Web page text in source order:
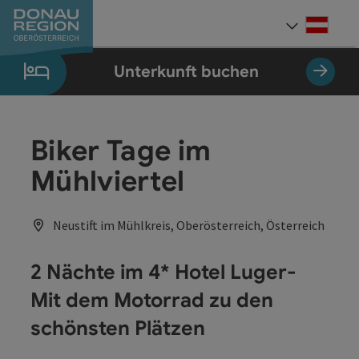
Zum Inhalt
Zur Navigation
Zum Seitenanfang
Zur Kontaktseite
Zum Impressum
Zur Startseite
Unterkunft buchen
Biker Tage im
Mühlviertel
Neustift im Mühlkreis, Oberösterreich, Österreich
2 Nächte im 4* Hotel Luger-
Mit dem Motorrad zu den
schönsten Plätzen